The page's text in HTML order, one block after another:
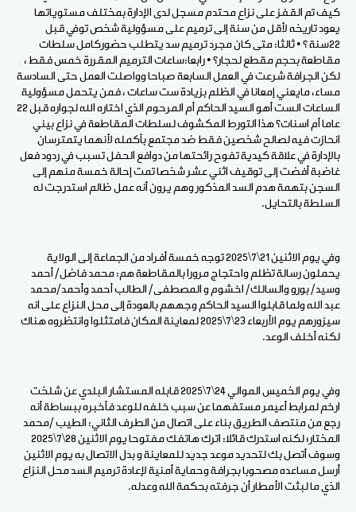
كيف تم القفز على نزاع محتدم مسجل لدى الإدارة بمختلف مستوياتها
يعود تاريخه لأقل من سنة إلى ترميم على مسؤولية شخص توفي قبل
22سنة ؟ • ثالثا: متى كان مجرد ترميم سد يتطلب حضوركامل سلطات
مقاطعة بحجم مقطع لحجار؟ • رابعا:ساعات الترميم المقررة خمس فقط ،
لكن الجرافة شرعت في العمل السابعة صباحا وواصلت العمل حتى السادسة
مساء، مايعني إمعانا في الظلم بزيادة ست ساعات ، فمن يتحمل مسؤولية
الساعات الست أهو السيد الحاكم أم المرحوم الذي اختاره الله لجواره قبل 22
عاما أم اسنات؟ هذا التورط المكشوف لسلطات المقاطعة في نزاع بيني
انحازت فيه لصالح شخصين فقط ضد مجتمع بأكمله لأنهما يتمترسان
بالإدارة في علاقة كيدية تفوح رائحتها من دوافع الحفل تسبب في ردود فعل
غاضبة أفضت إلى توقيف اثني عشر شخصا تمت إحالة خمسة منهم إلى
السجن بتهمة هدم السد المذكور وهم يرون أنه عمل ظالم استدرجت له
السلطة بالتحايل.
وفي يوم الاثنين 21\7\2025 توجه خمسة أفراد من الجماعة إلى الولاية
يحملون رسالة تظلم واحتجاج مرورا بالمقاطعة هم: محمد فاضل/ أحمد
وسيد/ بورو والسالك/ اخشوم و المصطفى/ الطالب أحمد وأحمد/محمد
عبد الله ولما قابلوا السيد الحاكم وجههم بالعودة إلى محل النزاع على انه
سيزورهم يوم الأربعاء 23\7\2025 لمعاينة المكان فامتثلوا وانتظروه هناك
لكنه أخلف الوعد.
وفي يوم الخميس الموالي 24\7\2025 قابله المستشار البلدي عن شلخت
ارخم لمرابط أعيمر مستفهما عن سبب خلفه للوعد فأخبره ببساطة أنه
رجع من منتصف الطريق بناء على اتصال من الطرف الثاني: الطيب /محمد
المختار؛ لكنه استدرك قائلا: اترك هاتفك مفتوحا يوم الاثنين 28\7\2025
وسوف أتصل بك لتحديد موعد جديد للمعاينة و بدل الاتصال به يوم الاثنين
أرسل مساعده مصحوبا بجرافة وحماية أمنية لإعادة ترميم السد محل النزاع
الذي ما لبثت الأمطار أن جرفته بحكمة الله وعدله.